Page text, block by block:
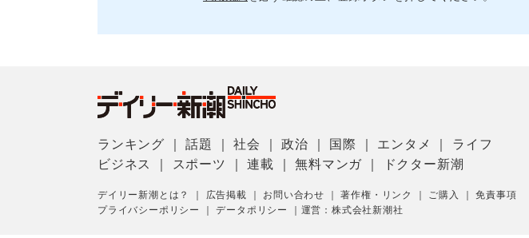
ランキング ｜話題 ｜社会 ｜政治 国際 エンタメ
ライフ
ビジネス
スポーツ ｜連載 ｜無料マンガ ドクター新潮
デイリー新潮とは？ 広告掲載 お問い合わせ ｜著作権・リンク ご購入 ｜免責事項
プライバシーポリシー
｜データポリシー 運営：株式会社新潮社